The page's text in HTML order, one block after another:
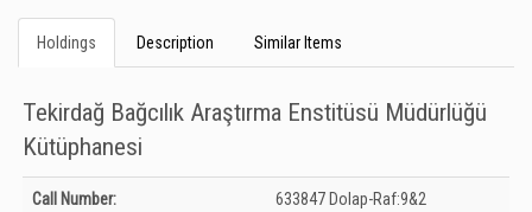
Holdings Description Similar Items
Tekirdağ Bağcılık Araştırma Enstitüsü Müdürlüğü
Kütüphanesi
Holdings details from Tekirdağ Bağcılık Araştırma Enstitüsü Müdürlüğü
Call Number:
633847 Dolap-Raf:9&2